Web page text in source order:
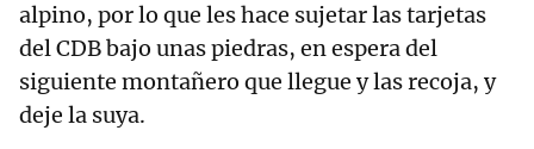
alpino, por lo que les hace sujetar las tarjetas
del CDB bajo unas piedras, en espera del
siguiente montañero que llegue y las recoja, y
deje la suya.